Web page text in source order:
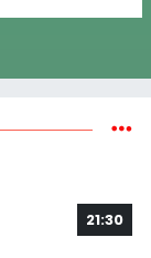
21:30